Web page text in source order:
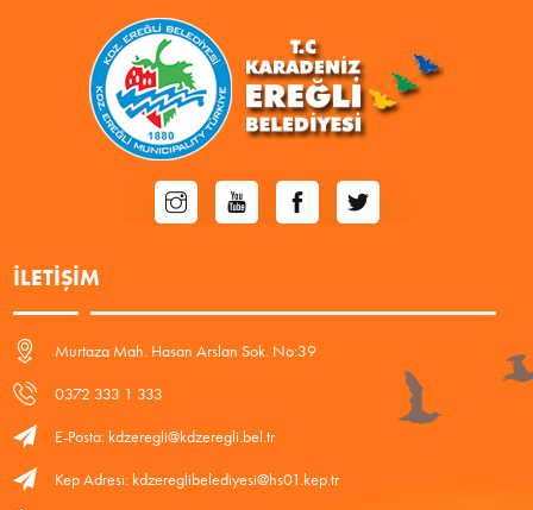
İLETIŞIM
Murtaza Mah. Hasan Arslan Sok. No:39
0372 333 1 333
E-Posta: kdzeregli@kdzeregli.bel.tr
Kep Adresi: kdzereglibelediyesi@hs01.kep.tr